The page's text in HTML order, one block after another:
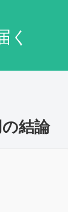
く
結論